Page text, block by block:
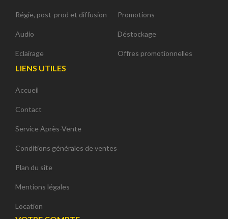
Régie, post-prod et diffusion
Audio
Eclairage
Promotions
Déstockage
Offres promotionnelles
LIENS UTILES
Accueil
Contact
Service Après-Vente
Conditions générales de ventes
Plan du site
Mentions légales
Location